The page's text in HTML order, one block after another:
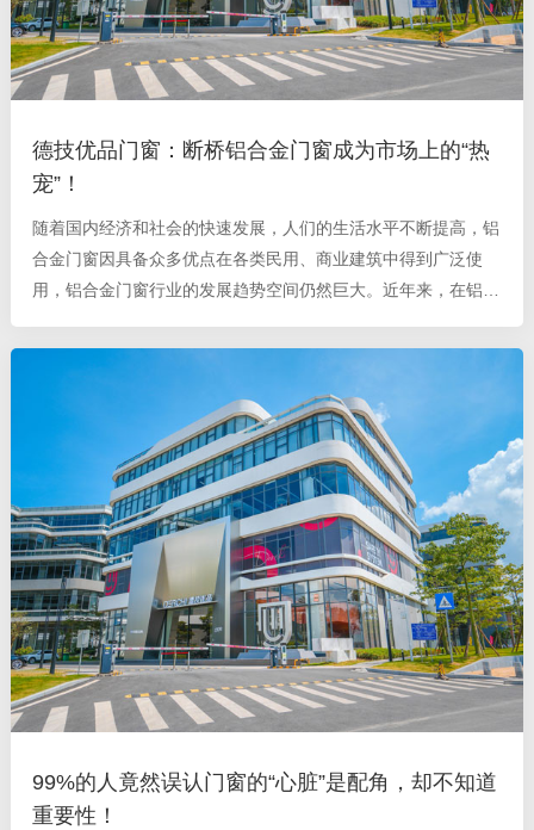
德技优品门窗：断桥铝合金门窗成为市场上的“热
宠”！
随着国内经济和社会的快速发展，人们的生活水平不断提高，铝
合金门窗因具备众多优点在各类民用、商业建筑中得到广泛使
用，铝合金门窗行业的发展趋势空间仍然巨大。近年来，在铝合
隔热铝合金门窗以其强度
99%的人竟然误认门窗的“心脏”是配角，却不知道
重要性！